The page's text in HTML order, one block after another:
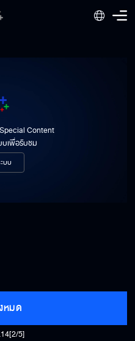
Content
บเพื่อรับชม
บบ
หมด
5]